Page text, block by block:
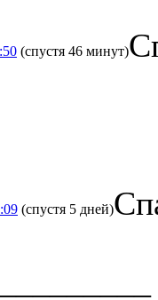
(спустя 46 минут)
(спустя 5 дней)